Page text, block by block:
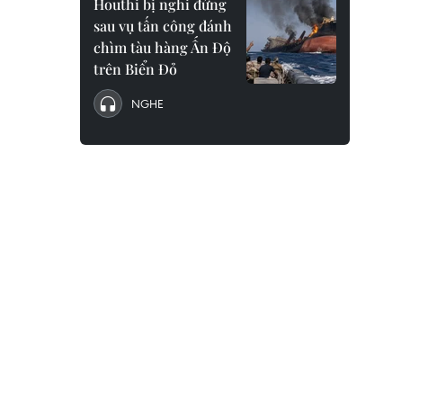
Houthi bị nghi đứng
sau vụ tấn công đánh
chìm tàu hàng Ấn Độ
trên Biển Đỏ
NGHE